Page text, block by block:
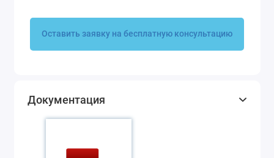
Оставить заявку на бесплатную консультацию
Документация